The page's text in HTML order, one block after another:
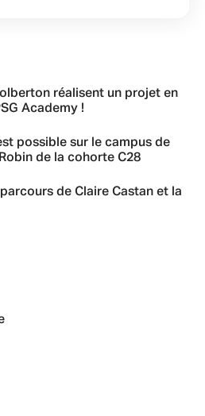
réalisent un projet en
Academy !
possible sur le campus de
de la cohorte C28
de Claire Castan et la